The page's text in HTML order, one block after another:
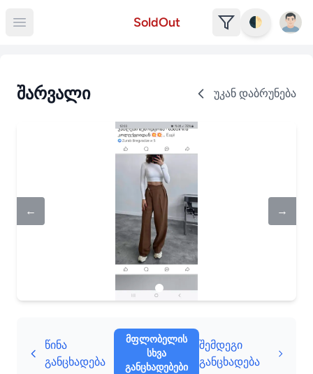
Open main menu SoldOut 🌓 Open
შარვალი უკან დაბრუნება
← →
წინა
განცხადება
მფლობელის
სხვა
განცხადებები
შემდეგი
განცხადება